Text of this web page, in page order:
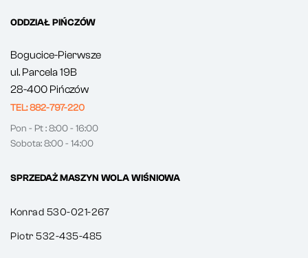
ODDZIAŁ PIŃCZÓW
Bogucice-Pierwsze
ul. Parcela 19B
28-400 Pińczów
TEL: 882-797-220
Pon - Pt : 8:00 - 16:00
Sobota: 8:00 - 14:00
SPRZEDAŻ MASZYN WOLA WIŚNIOWA
Konrad 530-021-267
Piotr 532-435-485